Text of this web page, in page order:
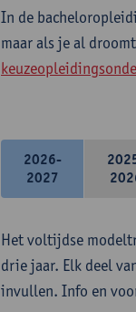
In de
maar als je al
2026-
2027
Het voltijdse
drie jaar. Elk deel
invullen. Info en